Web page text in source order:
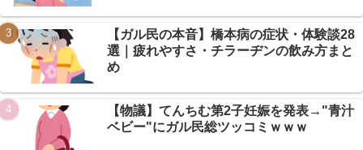
Powered by livedoor 相互RSS
【ガル民の本音】橋本病の症状・体験談28
選｜疲れやすさ・チラーヂンの飲み方まと
め
【物議】てんちむ第2子妊娠を発表→"青汁
ベビー"にガル民総ツッコミｗｗｗ